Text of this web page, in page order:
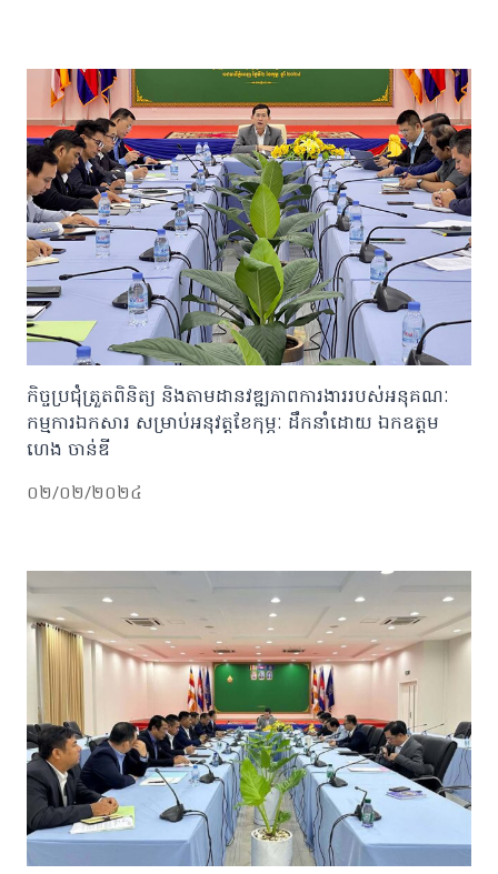
កិច្ចប្រជុំត្រួតពិនិត្យ និងតាមដានវឌ្ឍភាពការងាររបស់អនុគណៈ
កម្មការឯកសារ សម្រាប់អនុវត្តខែកុម្ភៈ ដឹកនាំដោយ ឯកឧត្ដម
ហេង ចាន់ឌី
០២/០២/២០២៤